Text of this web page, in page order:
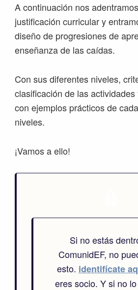
A continuación nos
justificación curricular y
diseño de progresiones de
enseñanza de las caídas.
Con sus diferentes niveles,
clasificación de las
con ejemplos prácticos de
niveles.
¡Vamos a ello!
Si no estás
ComunidEF, no
esto. identifícate
eres socio. Y si no